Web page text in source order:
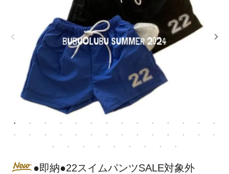
●即納●22スイムパンツSALE対象外